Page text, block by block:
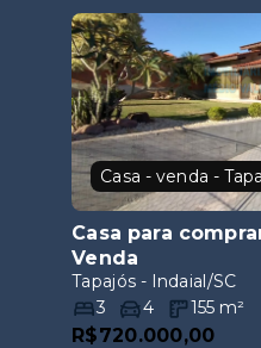
Casa - venda -
Casa para
Venda
Tapajós - Indaial/SC
3
4 155 m²
R$720.000,00